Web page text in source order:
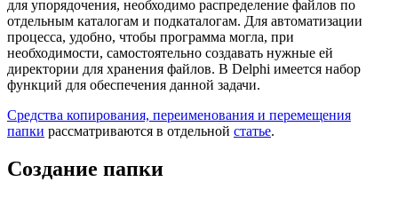
для упорядочения, необходимо распределение файлов по
отдельным каталогам и подкаталогам. Для автоматизации
процесса, удобно, чтобы программа могла, при
необходимости, самостоятельно создавать нужные ей
директории для хранения файлов. В Delphi имеется набор
функций для обеспечения данной задачи.
Средства копирования, переименования и перемещения
папки рассматриваются в отдельной статье.
Создание папки